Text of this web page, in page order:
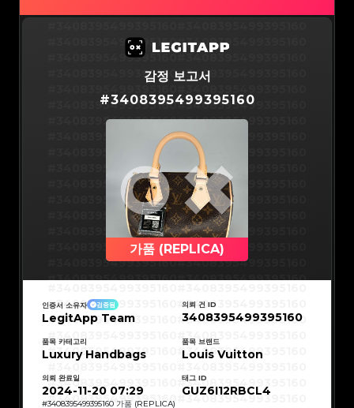
#3066123689299189#3066123689299189
#3066123689299189#3066123689299189
#3066123689299189#3066123689299189
#3066123689299189#3066123689299189
#3066123689299189#3066123689299189
#3066123689299189#3066123689299189
#3066123689299189#3066123689299189
#3066123689299189
#3066123689299189
#3066123689299189
#3066123689299189
#3066123689299189#3066123689299189
#3066123689299189#3066123689299189
#3066123689299189#3066123689299189
#3066123689299189#3066123689299189
#3066123689299189#3066123689299189
#3066123689299189#3066123689299189
#3066123689299189
#3066123689299189
#3066123689299189
#3066123689299189
#3066123689299189
#3066123689299189
#3066123689299189
#3066123689299189
#3066123689299189
#3066123689299189
#3066123689299189
#3066123689299189#3066123689299189
#3066123689299189#3066123689299189
#3066123689299189#3066123689299189
#3066123689299189#3066123689299189
#3066123689299189
#3066123689299189
#3066123689299189#3066123689299189
#3066123689299189
#3066123689299189
#3066123689299189#3066123689299189
#3066123689299189#3066123689299189
#3066123689299189#3066123689299189
#3066123689299189#3066123689299189
#3066123689299189#3066123689299189
#3066123689299189#3066123689299189
#3066123689299189#3066123689299189
#3066123689299189
#3066123689299189
#3066123689299189
#3066123689299189
#3066123689299189
#3066123689299189
#3066123689299189
#3066123689299189
#3066123689299189
#3066123689299189
#3066123689299189
#3408395499395160#3408395499395160
#3408395499395160#3408395499395160
#3408395499395160#3408395499395160
#3408395499395160#3408395499395160
#3408395499395160#3408395499395160
#3408395499395160#3408395499395160
#3408395499395160
#3408395499395160
#3408395499395160
#3408395499395160
#3408395499395160#3408395499395160
#3408395499395160#3408395499395160
#3408395499395160#3408395499395160
#3408395499395160#3408395499395160
#3408395499395160#3408395499395160
#3408395499395160#3408395499395160
#3408395499395160#3408395499395160
#3408395499395160
#3408395499395160
#3408395499395160
#3408395499395160
#3408395499395160
#3408395499395160
#3408395499395160
#3408395499395160
#3408395499395160
#3408395499395160
#3408395499395160
#3408395499395160
#3408395499395160
감정 보고서
#3408395499395160
가품 (REPLICA)
#3408395499395160
#3408395499395160
#3408395499395160
#3408395499395160
#3408395499395160
#3408395499395160
#3408395499395160
#3408395499395160
#3408395499395160
#3408395499395160
#3408395499395160
#3408395499395160
인증서 소유자 검증됨
LegitApp Team
의뢰 건 ID
3408395499395160
품목 카테고리
Luxury Handbags
품목 브랜드
Louis Vuitton
의뢰 완료일
2024-11-20 07:29
태그 ID
GUZ6I12RBCL4
#3408395499395160 가품 (REPLICA)